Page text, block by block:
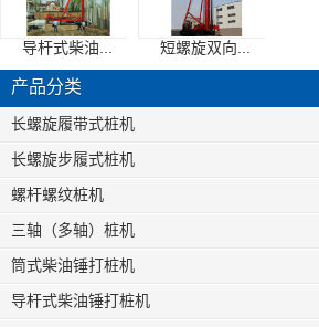
导杆式柴油... 短螺旋双向...
产品分类
长螺旋履带式桩机
长螺旋步履式桩机
螺杆螺纹桩机
三轴（多轴）桩机
筒式柴油锤打桩机
导杆式柴油锤打桩机